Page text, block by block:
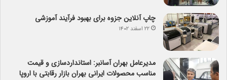
چاپ آنلاین جزوه برای بهبود فرآیند آموزشی
۲۲ اسفند ۱۴۰۲
مدیرعامل بهران آسانبر: استانداردسازی و قیمت
مناسب محصولات ایرانی بهران بازار رقابتی با اروپا